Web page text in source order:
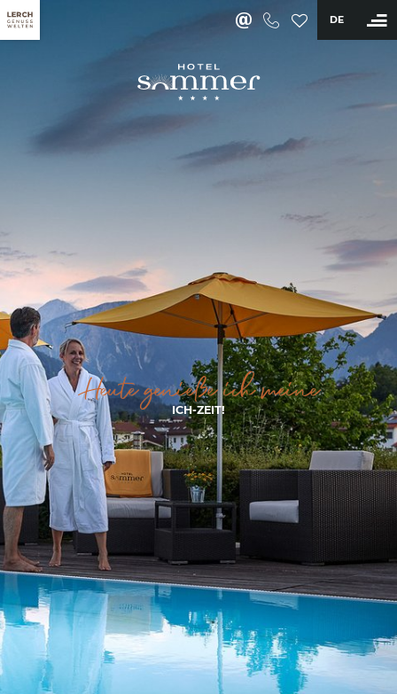
DE
Zimmer & Angebote
Anwendungen & Massagen
Day Spa & Mitgliedschaft
Fitness & Aktivprogramm
Restaurant & Bar
Erleben
Sommer
Winter
Heute genieße ich meine
ICH-ZEIT!